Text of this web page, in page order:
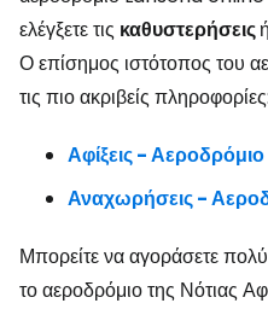
ελέγξετε τις καθυστερήσεις
Ο επίσημος ιστότοπος του
τις πιο ακριβείς πληροφορίες:
Αφίξεις -
Αναχωρήσεις -
Μπορείτε να αγοράσετε
το αεροδρόμιο της Νότιας